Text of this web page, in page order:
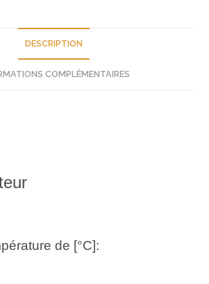
DESCRIPTION
COMPLÉMENTAIRES
de [°C]: